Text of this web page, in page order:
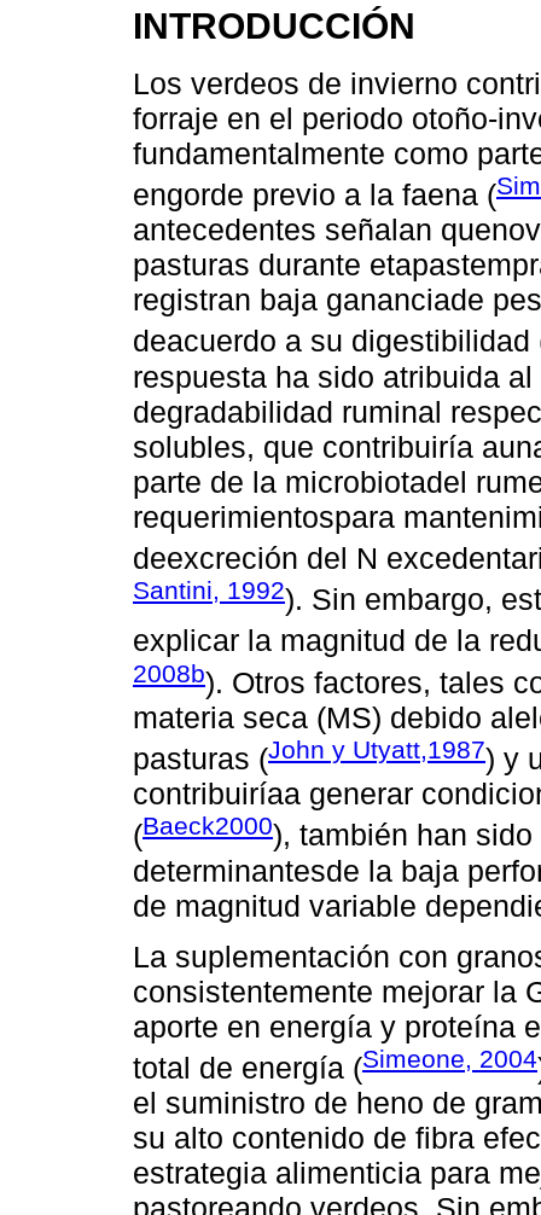
INTRODUCCIÓN
Los verdeos de invierno
forraje en el periodo otoño-
fundamentalmente como
engorde previo a la faena (
antecedentes señalan
pasturas durante
registran baja gananciade
deacuerdo a su digestibilidad
respuesta ha sido atribuida
degradabilidad ruminal
solubles, que contribuiría
parte de la microbiotadel
requerimientospara
deexcreción del N
Santini, 1992). Sin embargo,
explicar la magnitud de la
2008b). Otros factores, tales
materia seca (MS) debido
pasturas (John y Utyatt,1987) y
contribuiríaa generar
(Baeck2000), también han
determinantesde la baja
de magnitud variable
La suplementación con
consistentemente mejorar la
aporte en energía y proteína
total de energía (Simeone, 2004
el suministro de heno de
su alto contenido de fibra
estrategia alimenticia para
pastoreando verdeos. Sin